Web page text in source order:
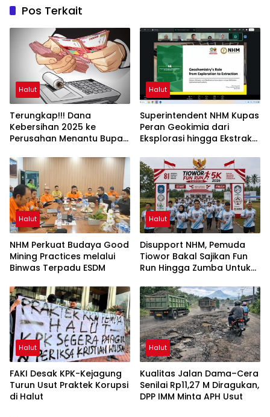
Pos Terkait
Halut
Terungkap!!! Dana
Kebersihan 2025 ke
Perusahan Menantu Bupati
Halut
Superintendent NHM Kupas
Peran Geokimia dari
Eksplorasi hingga Ekstraksi
UNG
Halut
NHM Perkuat Budaya Good
Mining Practices melalui
Binwas Terpadu ESDM
Halut
Disupport NHM, Pemuda
Tiowor Bakal Sajikan Fun
Run Hingga Zumba Untuk
Halut
FAKI Desak KPK-Kejagung
Turun Usut Praktek Korupsi
di Halut
Halut
Kualitas Jalan Dama–Cera
Senilai Rp11,27 M Diragukan,
DPP IMM Minta APH Usut